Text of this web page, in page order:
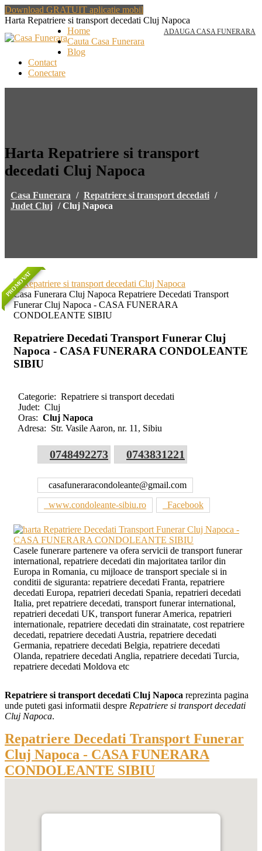
Download GRATUIT aplicatie mobil
Harta Repatriere si transport decedati Cluj Napoca
ADAUGA CASA FUNERARA
Home
Cauta Casa Funerara
Blog
Contact
Conectare
Harta Repatriere si transport
decedati Cluj Napoca
Casa Funerara / Repatriere si transport decedati /
Judet Cluj /Cluj Napoca
PROMOVAT
Casa Funerara Cluj Napoca Repatriere Decedati Transport
Funerar Cluj Napoca - CASA FUNERARA
CONDOLEANTE SIBIU
Repatriere Decedati Transport Funerar Cluj
Napoca - CASA FUNERARA CONDOLEANTE
SIBIU
Categorie: Repatriere si transport decedati
Judet: Cluj
Oras: Cluj Napoca
Adresa: Str. Vasile Aaron, nr. 11, Sibiu
0748492273 0743831221
casafuneraracondoleante@gmail.com
www.condoleante-sibiu.ro
Facebook
Casele funerare partenere va ofera servicii de transport funerar
international, repatriere decedati din majoritatea tarilor din
Europa in Romania, cu mijloace de transport speciale si in
conditii de siguranta: repatriere decedati Franta, repatriere
decedati Europa, repatrieri decedati Spania, repatrieri decedati
Italia, pret repatriere decedati, transport funerar international,
repatrieri decedati UK, transport funerar America, repatrieri
internationale, repatriere decedati din strainatate, cost repatriere
decedati, repatriere decedati Austria, repatriere decedati
Germania, repatriere decedati Belgia, repatriere decedati
Olanda, repatriere decedati Anglia, repatriere decedati Turcia,
repatriere decedati Moldova etc
Repatriere si transport decedati Cluj Napoca reprezinta pagina
unde puteti gasi informatii despre Repatriere si transport decedati
Cluj Napoca.
Repatriere Decedati Transport Funerar
Cluj Napoca - CASA FUNERARA
CONDOLEANTE SIBIU